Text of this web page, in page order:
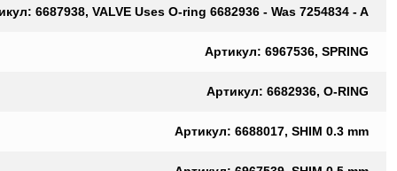
6687938, VALVE Uses O-ring 6682936 - Was 7254834 - A
Артикул: 6967536, SPRING
Артикул: 6682936, O-RING
Артикул: 6688017, SHIM 0.3 mm